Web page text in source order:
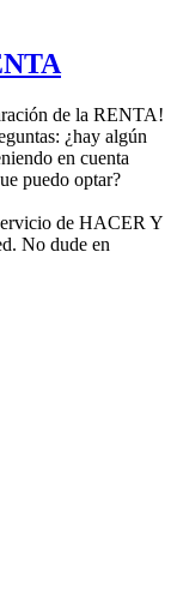
de la RENTA!
¿hay algún
en cuenta
puedo optar?
de HACER Y
No dude en